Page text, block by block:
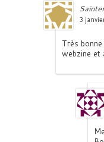
3
Très
webzine et